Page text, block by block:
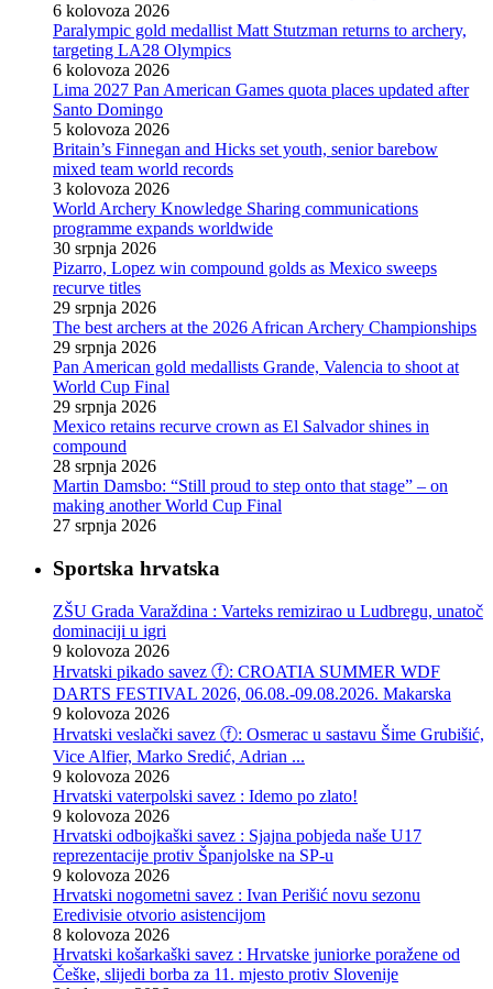
6 kolovoza 2026
Paralympic gold medallist Matt Stutzman returns to archery,
targeting LA28 Olympics
6 kolovoza 2026
Lima 2027 Pan American Games quota places updated after
Santo Domingo
5 kolovoza 2026
Britain’s Finnegan and Hicks set youth, senior barebow
mixed team world records
3 kolovoza 2026
World Archery Knowledge Sharing communications
programme expands worldwide
30 srpnja 2026
Pizarro, Lopez win compound golds as Mexico sweeps
recurve titles
29 srpnja 2026
The best archers at the 2026 African Archery Championships
29 srpnja 2026
Pan American gold medallists Grande, Valencia to shoot at
World Cup Final
29 srpnja 2026
Mexico retains recurve crown as El Salvador shines in
compound
28 srpnja 2026
Martin Damsbo: “Still proud to step onto that stage” – on
making another World Cup Final
27 srpnja 2026
Sportska hrvatska
ZŠU Grada Varaždina : Varteks remizirao u Ludbregu, unatoč
dominaciji u igri
9 kolovoza 2026
Hrvatski pikado savez ⓕ: CROATIA SUMMER WDF
DARTS FESTIVAL 2026, 06.08.-09.08.2026. Makarska
9 kolovoza 2026
Hrvatski veslački savez ⓕ: Osmerac u sastavu Šime Grubišić,
Vice Alfier, Marko Sredić, Adrian ...
9 kolovoza 2026
Hrvatski vaterpolski savez : Idemo po zlato!
9 kolovoza 2026
Hrvatski odbojkaški savez : Sjajna pobjeda naše U17
reprezentacije protiv Španjolske na SP-u
9 kolovoza 2026
Hrvatski nogometni savez : Ivan Perišić novu sezonu
Eredivisie otvorio asistencijom
8 kolovoza 2026
Hrvatski košarkaški savez : Hrvatske juniorke poražene od
Češke, slijedi borba za 11. mjesto protiv Slovenije